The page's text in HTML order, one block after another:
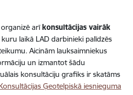
arīkonsultācijas vairāk
kuru laikā LAD darbinieki palīdzēs
Aicinām lauksaimniekus
un izmantot šādu
konsultāciju grafiks ir skatāms
Ģeotelpiskā iesnieguma